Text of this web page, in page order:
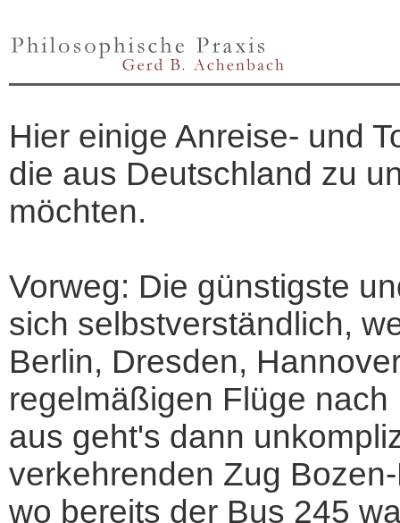
Hier einige Anreise- und
die aus Deutschland zu
möchten.
Vorweg: Die günstigste
sich selbstverständlich,
Berlin, Dresden,
regelmäßigen Flüge
aus geht's dann
verkehrenden Zug
wo bereits der Bus 245